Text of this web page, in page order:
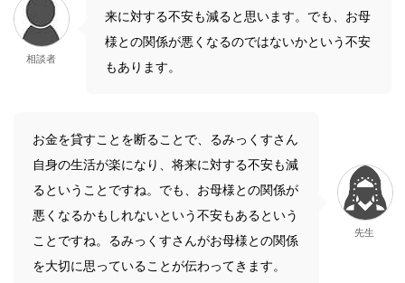
相談者
来に対する不安も減ると思います。でも、お母
様との関係が悪くなるのではないかという不安
もあります。
お金を貸すことを断ることで、るみっくすさん
自身の生活が楽になり、将来に対する不安も減
るということですね。でも、お母様との関係が
悪くなるかもしれないという不安もあるという
ことですね。るみっくすさんがお母様との関係
を大切に思っていることが伝わってきます。
先生